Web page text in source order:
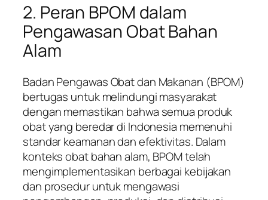
2. Peran BPOM dalam
Pengawasan Obat Bahan
Alam
Badan Pengawas Obat dan Makanan (BPOM)
bertugas untuk melindungi masyarakat
dengan memastikan bahwa semua produk
obat yang beredar di Indonesia memenuhi
standar keamanan dan efektivitas. Dalam
konteks obat bahan alam, BPOM telah
mengimplementasikan berbagai kebijakan
dan prosedur untuk mengawasi